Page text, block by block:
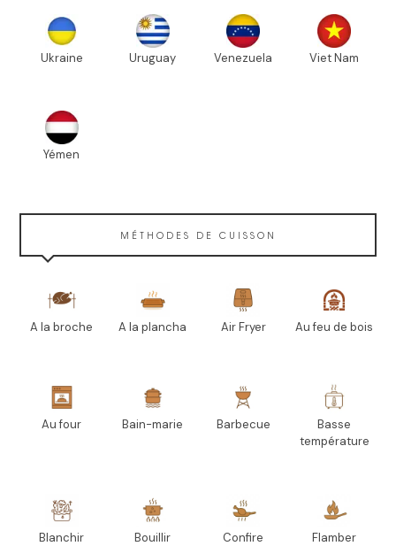
Ukraine Uruguay Venezuela Viet Nam
Yémen
MÉTHODES DE CUISSON
A la broche A la plancha Air Fryer Au feu de bois
Au four Bain-marie Barbecue
Basse
température
Blanchir Bouillir Confire Flamber